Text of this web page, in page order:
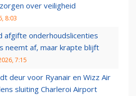
over veiligheid
8:03
afgifte onderhoudslicenties
neemt af, maar krapte blijft
7:15
deur voor Ryanair en Wizz Air
sluiting Charleroi Airport